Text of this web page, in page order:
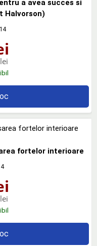
a avea succes si
Halvorson)
fortelor interioare